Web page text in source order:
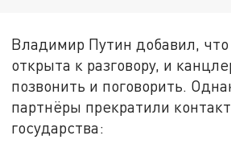
Владимир Путин добавил, что
открыта к разговору, и
позвонить и поговорить.
партнёры прекратили
государства: